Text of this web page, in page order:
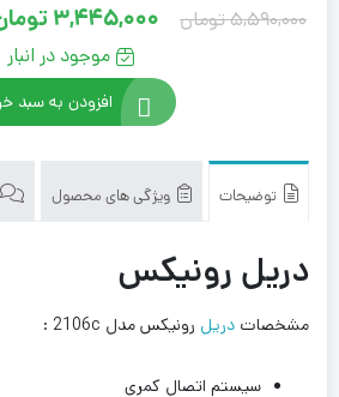
5,590,000تومان
Original
price
was:
5,590,000 تومان.
3,445,000
موجود در انبار
افزودن به سبد
توضیحات ویژگی های محصول
دریل رونیکس
مشخصات دریل رونیکس مدل 2106c :
سیستم اتصال کمری